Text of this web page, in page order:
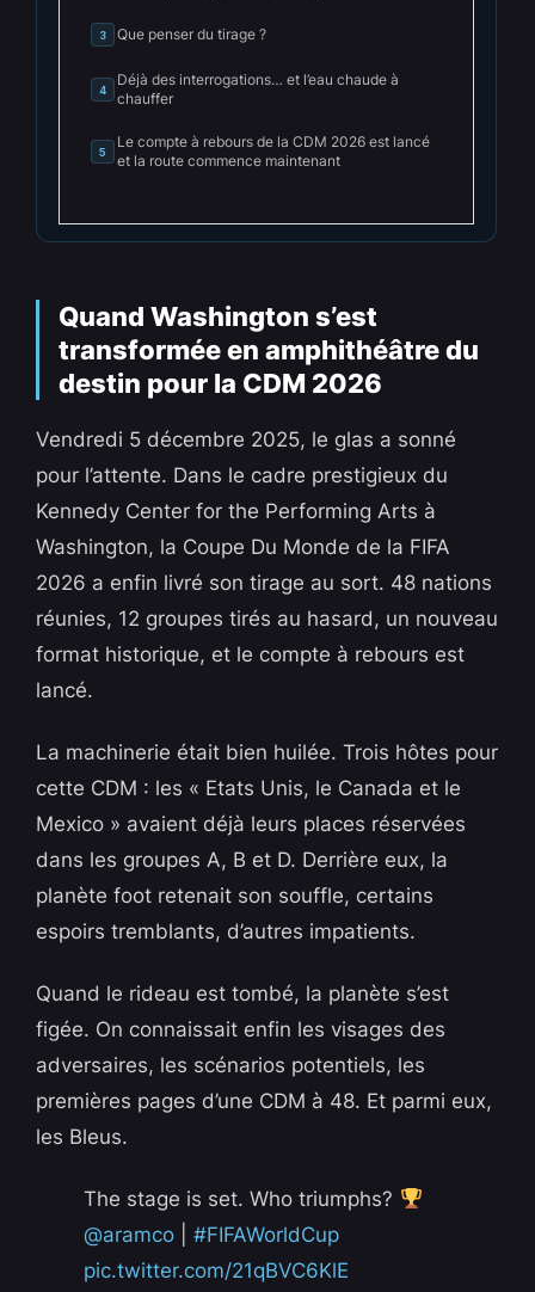
3 Que penser du tirage ?
4
Déjà des interrogations… et l’eau chaude à
chauffer
5
Le compte à rebours de la CDM 2026 est lancé
et la route commence maintenant
Quand Washington s’est
transformée en amphithéâtre du
destin pour la CDM 2026
Vendredi 5 décembre 2025, le glas a sonné
pour l’attente. Dans le cadre prestigieux du
Kennedy Center for the Performing Arts à
Washington, la Coupe Du Monde de la FIFA
2026 a enfin livré son tirage au sort. 48 nations
réunies, 12 groupes tirés au hasard, un nouveau
format historique, et le compte à rebours est
lancé.
La machinerie était bien huilée. Trois hôtes pour
cette CDM : les « Etats Unis, le Canada et le
Mexico » avaient déjà leurs places réservées
dans les groupes A, B et D. Derrière eux, la
planète foot retenait son souffle, certains
espoirs tremblants, d’autres impatients.
Quand le rideau est tombé, la planète s’est
figée. On connaissait enfin les visages des
adversaires, les scénarios potentiels, les
premières pages d’une CDM à 48. Et parmi eux,
les Bleus.
The stage is set. Who triumphs?
@aramco |#FIFAWorldCup
pic.twitter.com/21qBVC6KlE